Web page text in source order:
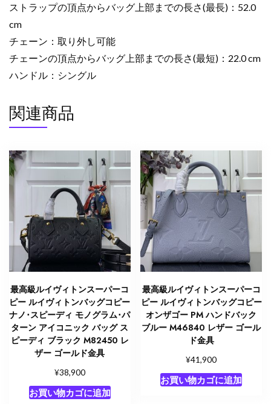
ストラップの頂点からバッグ上部までの長さ(最長)：52.0
cm
チェーン：取り外し可能
チェーンの頂点からバッグ上部までの長さ(最短)：22.0 cm
ハンドル：シングル
関連商品
最高級ルイヴィトンスーパーコ
ピー ルイヴィトンバッグコピー
ナノ･スピーディ モノグラム･パ
ターン アイコニック バッグ ス
ピーディ ブラック M82450 レ
ザー ゴールド金具
¥38,900
お買い物カゴに追加
最高級ルイヴィトンスーパーコ
ピー ルイヴィトンバッグコピー
オンザゴー PM ハンドバック
ブルー M46840 レザー ゴール
ド金具
¥41,900
お買い物カゴに追加